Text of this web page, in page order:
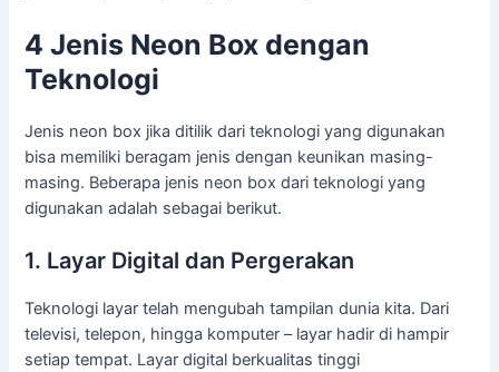
4 Jenis Neon Box dengan
Teknologi
Jenis neon box jika ditilik dari teknologi yang digunakan
bisa memiliki beragam jenis dengan keunikan masing-
masing. Beberapa jenis neon box dari teknologi yang
digunakan adalah sebagai berikut.
1. Layar Digital dan Pergerakan
Teknologi layar telah mengubah tampilan dunia kita. Dari
televisi, telepon, hingga komputer – layar hadir di hampir
setiap tempat. Layar digital berkualitas tinggi